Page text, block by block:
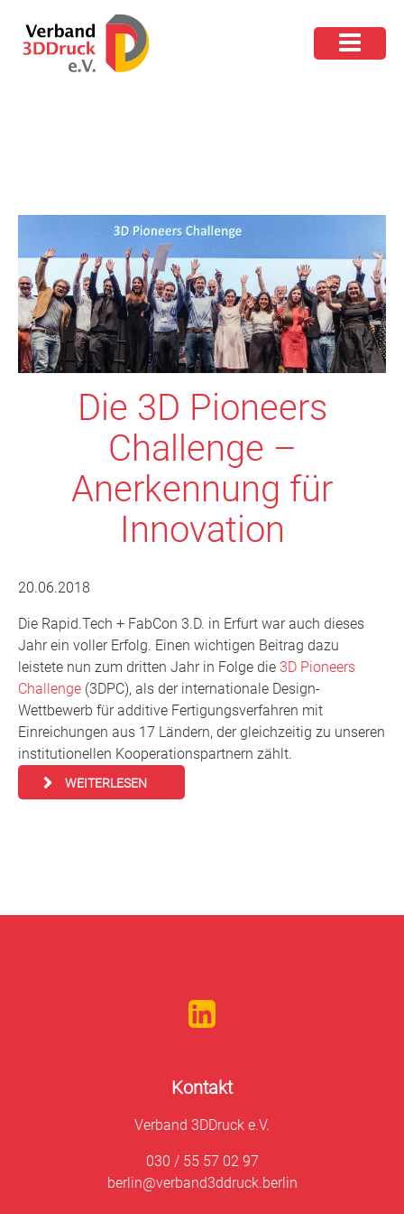
Die 3D Pioneers
Challenge –
Anerkennung für
Innovation
20.06.2018
Die Rapid.Tech + FabCon 3.D. in Erfurt war auch dieses
Jahr ein voller Erfolg. Einen wichtigen Beitrag dazu
leistete nun zum dritten Jahr in Folge die 3D Pioneers
Challenge (3DPC), als der internationale Design-
Wettbewerb für additive Fertigungsverfahren mit
Einreichungen aus 17 Ländern, der gleichzeitig zu unseren
institutionellen Kooperationspartnern zählt.
WEITERLESEN
Kontakt
Verband 3DDruck e.V.
030 / 55 57 02 97
berlin@verband3ddruck.berlin